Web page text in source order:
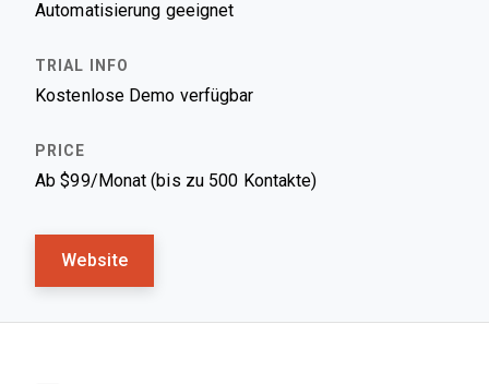
Automatisierung geeignet
Kostenlose Demo verfügbar
Ab $99/Monat (bis zu 500 Kontakte)
Website